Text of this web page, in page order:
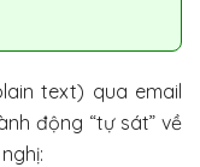
text) qua email
động “tự sát” về